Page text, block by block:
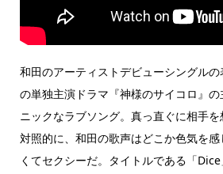
和田のアーティストデビューシングル
の単独主演ドラマ『神様のサイコロ』
ニックなラブソング。真っ直ぐに相手
対照的に、和田の歌声はどこか色気を
くてセクシーだ。タイトルである「